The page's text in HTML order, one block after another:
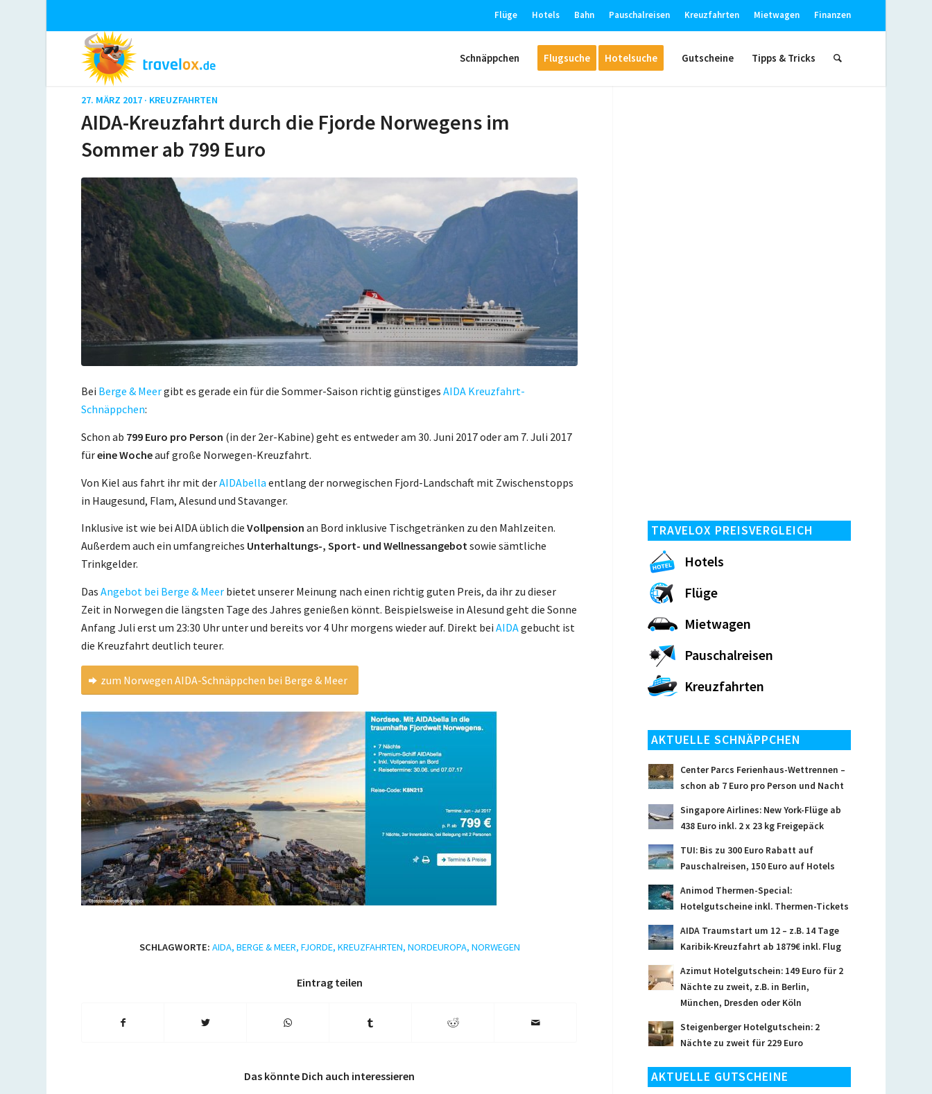
Flüge Hotels Bahn Pauschalreisen Kreuzfahrten Mietwagen Finanzen
Schnäppchen Flugsuche Hotelsuche Gutscheine Tipps & Tricks
27. MÄRZ 2017 · KREUZFAHRTEN
AIDA-Kreuzfahrt durch die Fjorde Norwegens im
Sommer ab 799 Euro
Bei Berge & Meergibt es gerade ein für die Sommer-Saison richtig günstigesAIDA Kreuzfahrt-
Schnäppchen:
Schon ab 799 Euro pro Person (in der 2er-Kabine) geht es entweder am 30. Juni 2017 oder am 7. Juli 2017
füreine Wocheauf große Norwegen-Kreuzfahrt.
Von Kiel aus fahrt ihr mit derAIDAbella entlang der norwegischen Fjord-Landschaft mit Zwischenstopps
in Haugesund, Flam, Alesund und Stavanger.
Inklusive ist wie bei AIDA üblich dieVollpension an Bord inklusive Tischgetränken zu den Mahlzeiten.
Außerdem auch ein umfangreiches Unterhaltungs-, Sport- und Wellnessangebotsowie sämtliche
Trinkgelder.
DasAngebot bei Berge & Meer bietet unserer Meinung nach einen richtig guten Preis, da ihr zu dieser
Zeit in Norwegen die längsten Tage des Jahres genießen könnt. Beispielsweise in Alesund geht die Sonne
Anfang Juli erst um 23:30 Uhr unter und bereits vor 4 Uhr morgens wieder auf. Direkt beiAIDAgebucht ist
die Kreuzfahrt deutlich teurer.
zum Norwegen AIDA-Schnäppchen bei Berge & Meer
SCHLAGWORTE: AIDA, BERGE & MEER, FJORDE, KREUZFAHRTEN, NORDEUROPA, NORWEGEN
Eintrag teilen
Das könnte Dich auch interessieren
TRAVELOX PREISVERGLEICH
Hotels
Flüge
Mietwagen
Pauschalreisen
Kreuzfahrten
AKTUELLE SCHNÄPPCHEN
Center Parcs Ferienhaus-Wettrennen –
schon ab 7 Euro pro Person und Nacht
Singapore Airlines: New York-Flüge ab
438 Euro inkl. 2 x 23 kg Freigepäck
TUI: Bis zu 300 Euro Rabatt auf
Pauschalreisen, 150 Euro auf Hotels
Animod Thermen-Special:
Hotelgutscheine inkl. Thermen-Tickets
AIDA Traumstart um 12 – z.B. 14 Tage
Karibik-Kreuzfahrt ab 1879€ inkl. Flug
Azimut Hotelgutschein: 149 Euro für 2
Nächte zu zweit, z.B. in Berlin,
München, Dresden oder Köln
Steigenberger Hotelgutschein: 2
Nächte zu zweit für 229 Euro
AKTUELLE GUTSCHEINE